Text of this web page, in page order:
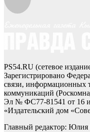
PS54.RU (сетевое
Зарегистрировано
связи, информационных
коммуникаций
Эл № ФС77-81541 от 16
«Издательский дом
Главный редактор: Юлия